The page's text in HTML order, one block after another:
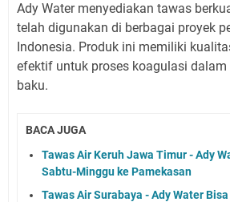
Ady Water menyediakan tawas
telah digunakan di berbagai proyek
Indonesia. Produk ini memiliki
efektif untuk proses koagulasi
baku.
BACA JUGA
Tawas Air Keruh Jawa Timur - Ady
Sabtu-Minggu ke Pamekasan
Tawas Air Surabaya - Ady Water